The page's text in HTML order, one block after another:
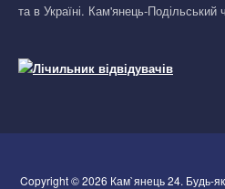
та в Україні. Кам'янець-
Copyright © 2026 Кам`янець 24. Будь-